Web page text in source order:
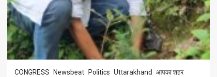
CONGRESS Newsbeat Politics Uttarakhand
आपका शहर